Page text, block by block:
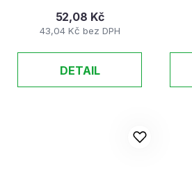
43,04 Kč bez DPH
52,08 Kč
DETAIL